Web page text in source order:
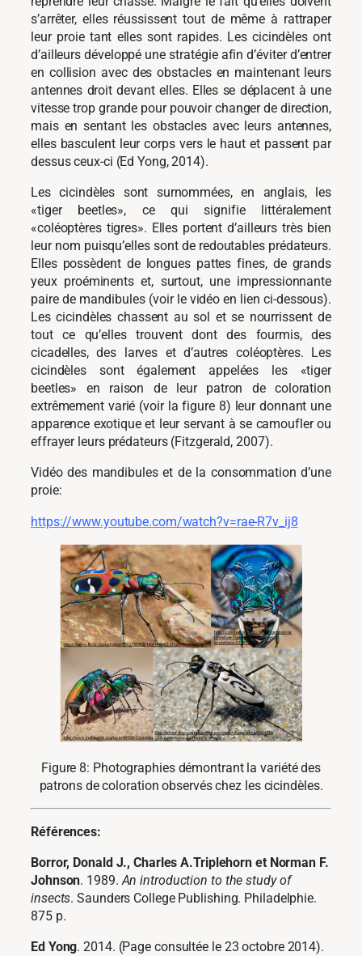
s’arrêter, elles réussissent tout de même à rattraper
leur proie tant elles sont rapides. Les cicindèles ont
d’ailleurs développé une stratégie afin d’éviter d’entrer
en collision avec des obstacles en maintenant leurs
antennes droit devant elles. Elles se déplacent à une
vitesse trop grande pour pouvoir changer de direction,
mais en sentant les obstacles avec leurs antennes,
elles basculent leur corps vers le haut et passent par
dessus ceux-ci (Ed Yong, 2014).
Les cicindèles sont surnommées, en anglais, les
«tiger beetles», ce qui signifie littéralement
«coléoptères tigres». Elles portent d’ailleurs très bien
leur nom puisqu’elles sont de redoutables prédateurs.
Elles possèdent de longues pattes fines, de grands
yeux proéminents et, surtout, une impressionnante
paire de mandibules (voir le vidéo en lien ci-dessous).
Les cicindèles chassent au sol et se nourrissent de
tout ce qu’elles trouvent dont des fourmis, des
cicadelles, des larves et d’autres coléoptères. Les
cicindèles sont également appelées les «tiger
beetles» en raison de leur patron de coloration
extrêmement varié (voir la figure 8) leur donnant une
apparence exotique et leur servant à se camoufler ou
effrayer leurs prédateurs (Fitzgerald, 2007).
Vidéo des mandibules et de la consommation d’une
proie:
https://www.youtube.com/watch?v=rae-R7v_ij8
Figure 8: Photographies démontrant la variété des
patrons de coloration observés chez les cicindèles.
Références:
Borror, Donald J., Charles A.Triplehorn et Norman F.
Johnson. 1989.An introduction to the study of
insects. Saunders College Publishing. Philadelphie.
875 p.
Ed Yong. 2014. (Page consultée le 23 octobre 2014).